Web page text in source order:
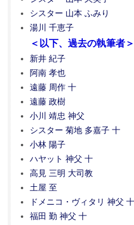
シスター 山本 ふみり
湯川 千恵子
＜以下、過去の執筆者＞
新井 紀子
阿南 孝也
遠藤 周作 十
遠藤 政樹
小川 靖忠 神父
シスター 菊地 多嘉子 十
小林 陽子
ハヤット 神父 十
高見 三明 大司教
土屋 至
ドメニコ・ヴィタリ 神父 十
福田 勤 神父 十